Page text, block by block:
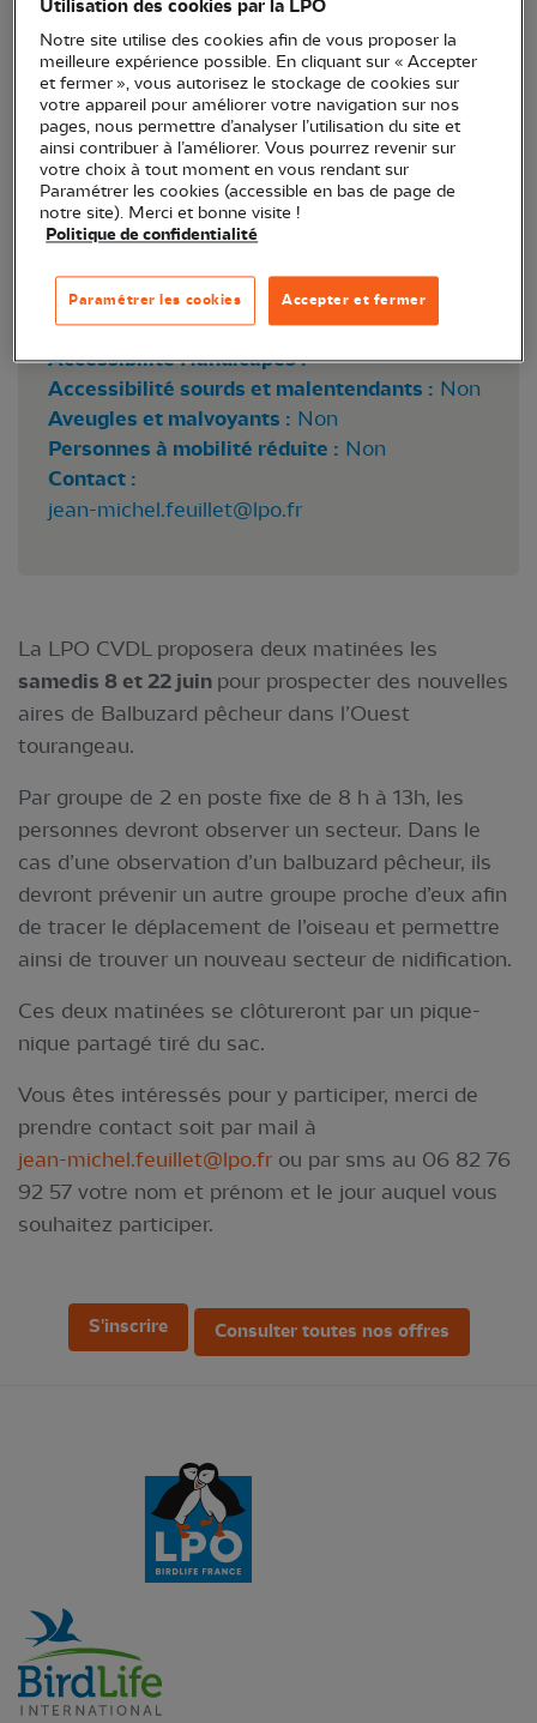
Balbuzard pêcheur © Alain Chartier
Lieu : Indre-et-Loire (37)
Accessibilité Handicapés :
Accessibilité sourds et malentendants : Non
Aveugles et malvoyants : Non
Personnes à mobilité réduite : Non
Contact :
jean-michel.feuillet@lpo.fr
La LPO CVDL proposera deux matinées les
samedis 8 et 22 juin pour prospecter des nouvelles
aires de Balbuzard pêcheur dans l’Ouest
tourangeau.
Par groupe de 2 en poste fixe de 8 h à 13h, les
personnes devront observer un secteur. Dans le
cas d’une observation d’un balbuzard pêcheur, ils
devront prévenir un autre groupe proche d’eux afin
de tracer le déplacement de l’oiseau et permettre
ainsi de trouver un nouveau secteur de nidification.
Ces deux matinées se clôtureront par un pique-
nique partagé tiré du sac.
Vous êtes intéressés pour y participer, merci de
prendre contact soit par mail à
jean-michel.feuillet@lpo.fr ou par sms au 06 82 76
92 57 votre nom et prénom et le jour auquel vous
souhaitez participer.
S'inscrire Consulter toutes nos offres
Utilisation des cookies par la LPO
Notre site utilise des cookies afin de vous proposer la
meilleure expérience possible. En cliquant sur « Accepter
et fermer », vous autorisez le stockage de cookies sur
votre appareil pour améliorer votre navigation sur nos
pages, nous permettre d’analyser l’utilisation du site et
ainsi contribuer à l’améliorer. Vous pourrez revenir sur
votre choix à tout moment en vous rendant sur
Paramétrer les cookies (accessible en bas de page de
notre site). Merci et bonne visite !
Politique de confidentialité
Accepter et fermer
Paramétrer les cookies